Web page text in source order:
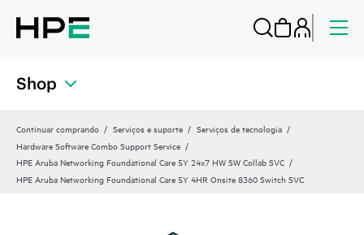
Shop
Continuar comprando Serviços e suporte
Serviços de tecnologia
Hardware Software Combo Support Service
HPE Aruba Networking Foundational Care 5Y 24x7 HW SW Collab SVC
HPE Aruba Networking Foundational Care 5Y 4HR Onsite 8360 Switch SVC